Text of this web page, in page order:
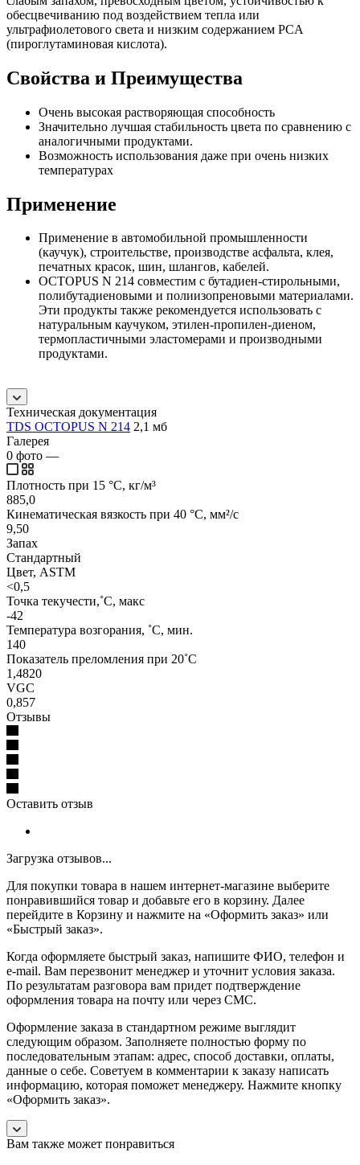
обесцвечиванию под воздействием тепла или
ультрафиолетового света и низким содержанием PCA
(пироглутаминовая кислота).
Свойства и Преимущества
Очень высокая растворяющая способность
Значительно лучшая стабильность цвета по сравнению с
аналогичными продуктами.
Возможность использования даже при очень низких
температурах
Применение
Применение в автомобильной промышленности
(каучук), строительстве, производстве асфальта, клея,
печатных красок, шин, шлангов, кабелей.
OCTOPUS N 214 совместим с бутадиен-стирольными,
полибутадиеновыми и полиизопреновыми материалами.
Эти продукты также рекомендуется использовать с
натуральным каучуком, этилен-пропилен-диеном,
термопластичными эластомерами и производными
продуктами.
Техническая документация
TDS OCTOPUS N 214 2,1 мб
Галерея
0 фото —
Плотность при 15 °C, кг/м³
885,0
Кинематическая вязкость при 40 °C, мм²/с
9,50
Запах
Стандартный
Цвет, ASTM
<0,5
Точка текучести,˚C, макс
-42
Температура возгорания, ˚C, мин.
140
Показатель преломления при 20˚C
1,4820
VGC
0,857
Отзывы
Оставить отзыв
Загрузка отзывов...
Для покупки товара в нашем интернет-магазине выберите
понравившийся товар и добавьте его в корзину. Далее
перейдите в Корзину и нажмите на «Оформить заказ» или
«Быстрый заказ».
Когда оформляете быстрый заказ, напишите ФИО, телефон и
e-mail. Вам перезвонит менеджер и уточнит условия заказа.
По результатам разговора вам придет подтверждение
оформления товара на почту или через СМС.
Оформление заказа в стандартном режиме выглядит
следующим образом. Заполняете полностью форму по
последовательным этапам: адрес, способ доставки, оплаты,
данные о себе. Советуем в комментарии к заказу написать
информацию, которая поможет менеджеру. Нажмите кнопку
«Оформить заказ».
Вам также может понравиться